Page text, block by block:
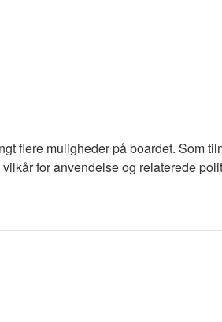
flere muligheder på boardet. Som
for anvendelse og relaterede